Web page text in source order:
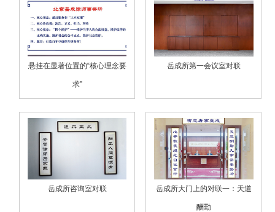
悬挂在显著位置的“核心理念要
求”
岳成所第一会议室对联
岳成所咨询室对联 岳成所大门上的对联一：天道
酬勤